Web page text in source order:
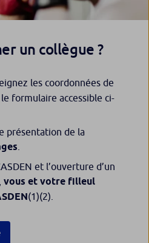
un collègue ?
les coordonnées de
formulaire accessible ci-
présentation de la
et l’ouverture d’un
vous et votre filleul
(1)(2)